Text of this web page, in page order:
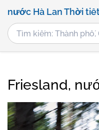
nước Hà Lan Thời
Friesland,